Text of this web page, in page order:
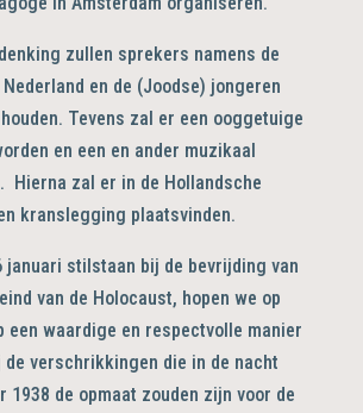
zullen sprekers namens de
en de (Joodse) jongeren
Tevens zal er een ooggetuige
en een en ander muzikaal
Hierna zal er in de Hollandsche
kranslegging plaatsvinden.
januari stilstaan bij de bevrijding van
van de Holocaust, hopen we op
een waardige en respectvolle manier
verschrikkingen die in de nacht
1938 de opmaat zouden zijn voor de